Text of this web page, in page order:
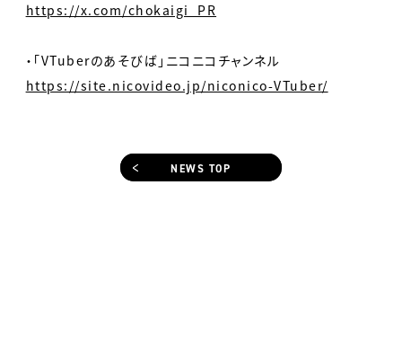
https://x.com/chokaigi_PR
・「VTuberのあそびば」ニコニコチャンネル
https://site.nicovideo.jp/niconico-VTuber/
NEWS TOP